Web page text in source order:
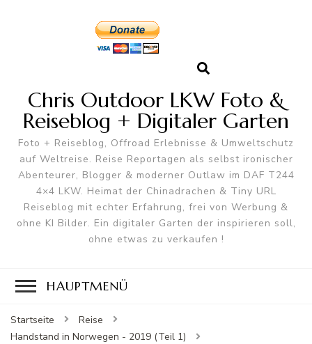
Chris Outdoor LKW Foto &
Reiseblog + Digitaler Garten
Foto + Reiseblog, Offroad Erlebnisse & Umweltschutz
auf Weltreise. Reise Reportagen als selbst ironischer
Abenteurer, Blogger & moderner Outlaw im DAF T244
4×4 LKW. Heimat der Chinadrachen & Tiny URL
Reiseblog mit echter Erfahrung, frei von Werbung &
ohne KI Bilder. Ein digitaler Garten der inspirieren soll,
ohne etwas zu verkaufen !
HAUPTMENÜ
Startseite
Reise
Handstand in Norwegen - 2019 (Teil 1)